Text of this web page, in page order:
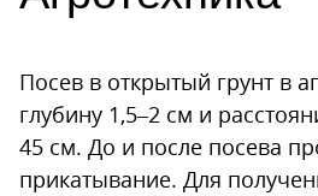
Посев в открытый грунт в
глубину 1,5–2 см и
45 см. До и после посева
прикатывание. Для